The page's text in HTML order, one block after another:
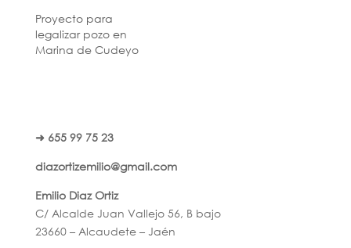
Proyecto para
legalizar pozo en
Marina de Cudeyo
➜ 655 99 75 23
diazortizemilio@gmail.com
Emilio Diaz Ortiz
C/ Alcalde Juan Vallejo 56, B bajo
23660 – Alcaudete – Jaén